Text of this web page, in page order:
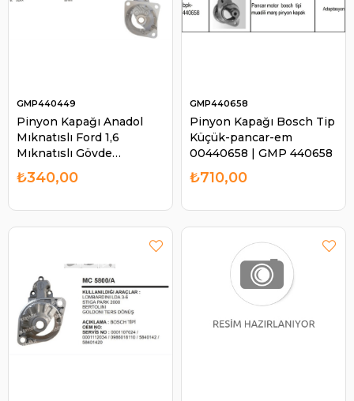
Pinyon Kapağı Anadol
Mıknatıslı Ford 1,6
Mıknatıslı Gövde
1005821272 | GMP
440449
GMP440449
₺340,00
Pinyon Kapağı Bosch Tip
Küçük-pancar-em
00440658 | GMP 440658
GMP440658
₺710,00